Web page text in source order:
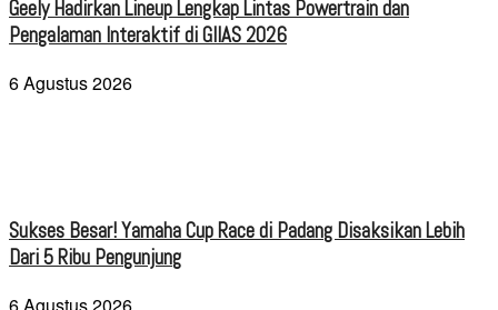
Geely Hadirkan Lineup Lengkap Lintas Powertrain dan
Pengalaman Interaktif di GIIAS 2026
6 Agustus 2026
Sukses Besar! Yamaha Cup Race di Padang Disaksikan Lebih
Dari 5 Ribu Pengunjung
6 Agustus 2026